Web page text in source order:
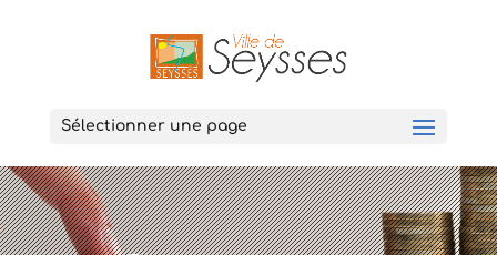
Sélectionner une page